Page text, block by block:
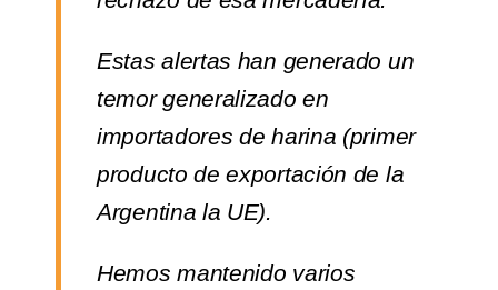
Estas alertas han generado un
temor generalizado en
importadores de harina (primer
producto de exportación de la
Argentina la UE).
Hemos mantenido varios